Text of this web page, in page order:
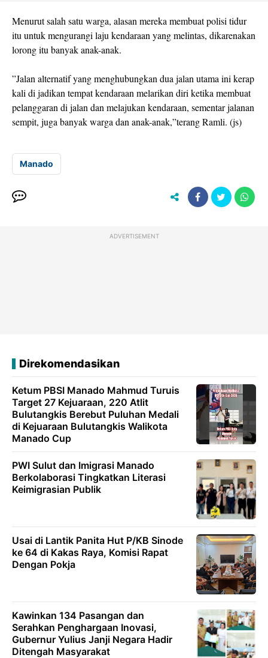
Menurut salah satu warga, alasan mereka membuat polisi tidur
itu untuk mengurangi laju kendaraan yang melintas, dikarenakan
lorong itu banyak anak-anak.
”Jalan alternatif yang menghubungkan dua jalan utama ini kerap
kali di jadikan tempat kendaraan melarikan diri ketika membuat
pelanggaran di jalan dan melajukan kendaraan, sementar jalanan
sempit, juga banyak warga dan anak-anak,”terang Ramli. (js)
Manado
ADVERTISEMENT
Direkomendasikan
Ketum PBSI Manado Mahmud Turuis
Target 27 Kejuaraan, 220 Atlit
Bulutangkis Berebut Puluhan Medali
di Kejuaraan Bulutangkis Walikota
Manado Cup
PWI Sulut dan Imigrasi Manado
Berkolaborasi Tingkatkan Literasi
Keimigrasian Publik
Usai di Lantik Panita Hut P/KB Sinode
ke 64 di Kakas Raya, Komisi Rapat
Dengan Pokja
Kawinkan 134 Pasangan dan
Serahkan Penghargaan Inovasi,
Gubernur Yulius Janji Negara Hadir
Ditengah Masyarakat